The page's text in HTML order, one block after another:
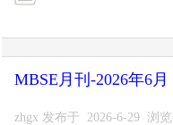
MBSE月刊-2026年6月
zhgx 发布于 2026-6-29 浏